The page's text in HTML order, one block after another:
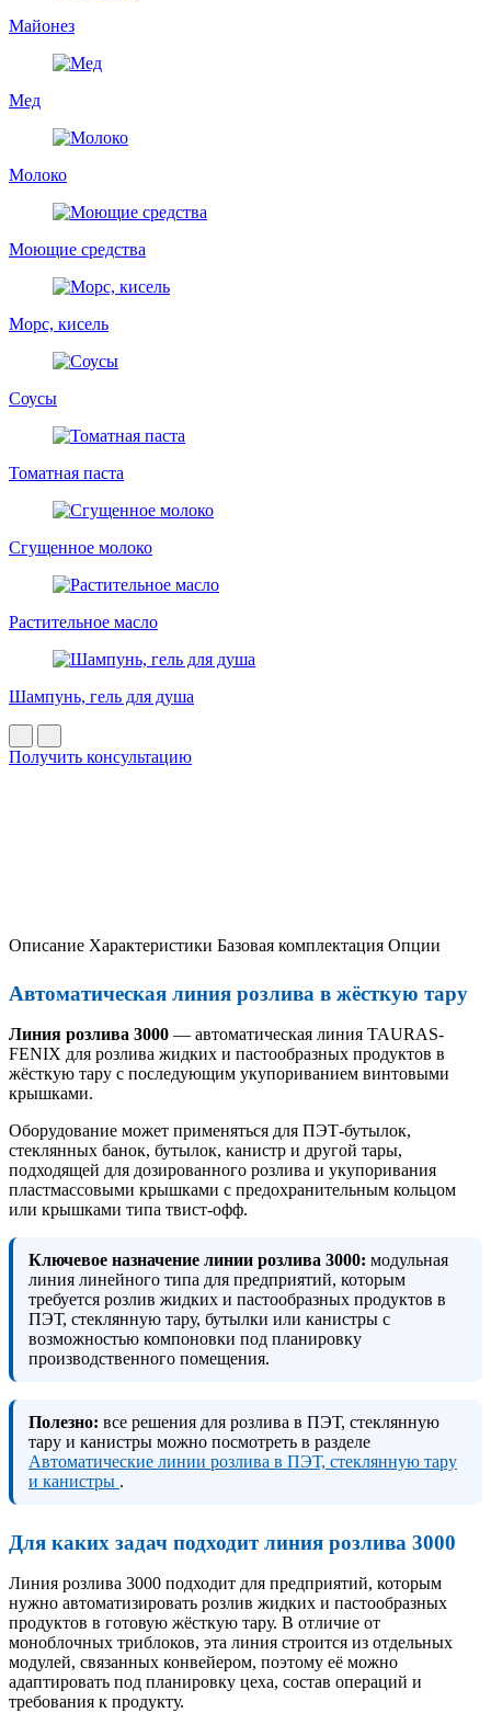
Майонез
Мед
Молоко
Моющие средства
Морс, кисель
Соусы
Томатная паста
Сгущенное молоко
Растительное масло
Шампунь, гель для душа
Получить консультацию
Описание Характеристики Базовая комплектация Опции
Автоматическая линия розлива в жёсткую тару
Линия розлива 3000 — автоматическая линия TAURAS-
FENIX для розлива жидких и пастообразных продуктов в
жёсткую тару с последующим укупориванием винтовыми
крышками.
Оборудование может применяться для ПЭТ-бутылок,
стеклянных банок, бутылок, канистр и другой тары,
подходящей для дозированного розлива и укупоривания
пластмассовыми крышками с предохранительным кольцом
или крышками типа твист-офф.
Ключевое назначение линии розлива 3000: модульная
линия линейного типа для предприятий, которым
требуется розлив жидких и пастообразных продуктов в
ПЭТ, стеклянную тару, бутылки или канистры с
возможностью компоновки под планировку
производственного помещения.
Полезно: все решения для розлива в ПЭТ, стеклянную
тару и канистры можно посмотреть в разделе
Автоматические линии розлива в ПЭТ, стеклянную тару
и канистры .
Для каких задач подходит линия розлива 3000
Линия розлива 3000 подходит для предприятий, которым
нужно автоматизировать розлив жидких и пастообразных
продуктов в готовую жёсткую тару. В отличие от
моноблочных триблоков, эта линия строится из отдельных
модулей, связанных конвейером, поэтому её можно
адаптировать под планировку цеха, состав операций и
требования к продукту.